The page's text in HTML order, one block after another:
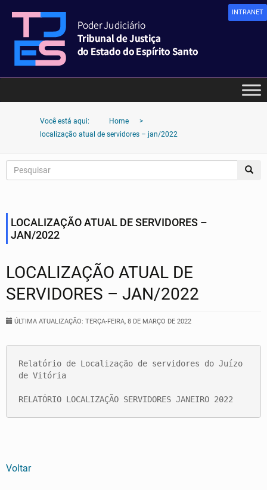
INTRANET
Você está aqui: Home
>
localização atual de servidores – jan/2022
LOCALIZAÇÃO ATUAL DE SERVIDORES –
JAN/2022
LOCALIZAÇÃO ATUAL DE
SERVIDORES – JAN/2022
ÚLTIMA ATUALIZAÇÃO: TERÇA-FEIRA, 8 DE MARÇO DE 2022
Relatório de Localização de servidores do Juízo
de Vitória
RELATÓRIO LOCALIZAÇÃO SERVIDORES JANEIRO 2022
Voltar